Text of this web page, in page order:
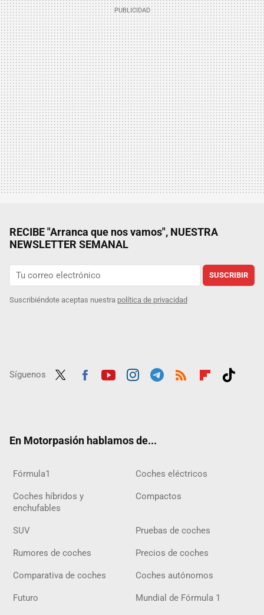
RECIBE "Arranca que nos vamos", NUESTRA
NEWSLETTER SEMANAL
SUSCRIBIR
Suscribiéndote aceptas nuestra política de privacidad
Síguenos
En Motorpasión hablamos de...
Fórmula1 Coches eléctricos
Coches híbridos y
enchufables
Compactos
SUV Pruebas de coches
Rumores de coches Precios de coches
Comparativa de coches Coches autónomos
Futuro Mundial de Fórmula 1